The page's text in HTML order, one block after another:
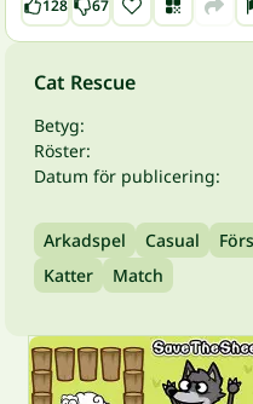
128 67
Cat Rescue
Betyg:
Röster:
Datum för publicering:
Arkadspel Casual
Katter
Match